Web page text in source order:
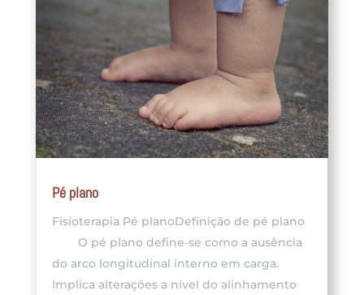
Pé plano
Fisioterapia Pé planoDefinição de pé plano
O pé plano define-se como a ausência
do arco longitudinal interno em carga.
Implica alterações a nível do alinhamento